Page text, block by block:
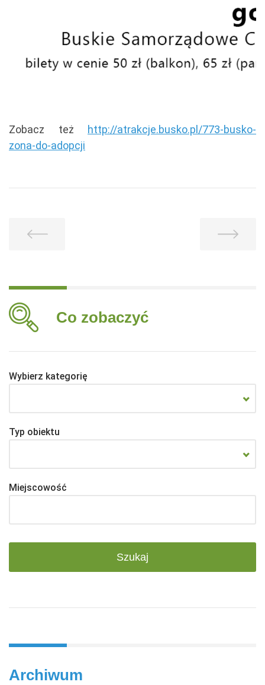
Zobacz też http://atrakcje.busko.pl/773-busko-
zona-do-adopcji
Co zobaczyć
Wybierz kategorię
Typ obiektu
Miejscowość
Archiwum